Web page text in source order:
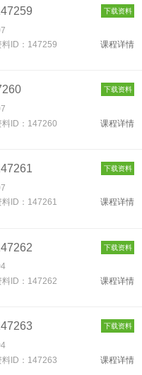
下载资料
料ID：147259 课程详情
下载资料
料ID：147260 课程详情
下载资料
料ID：147261 课程详情
下载资料
料ID：147262 课程详情
下载资料
料ID：147263 课程详情